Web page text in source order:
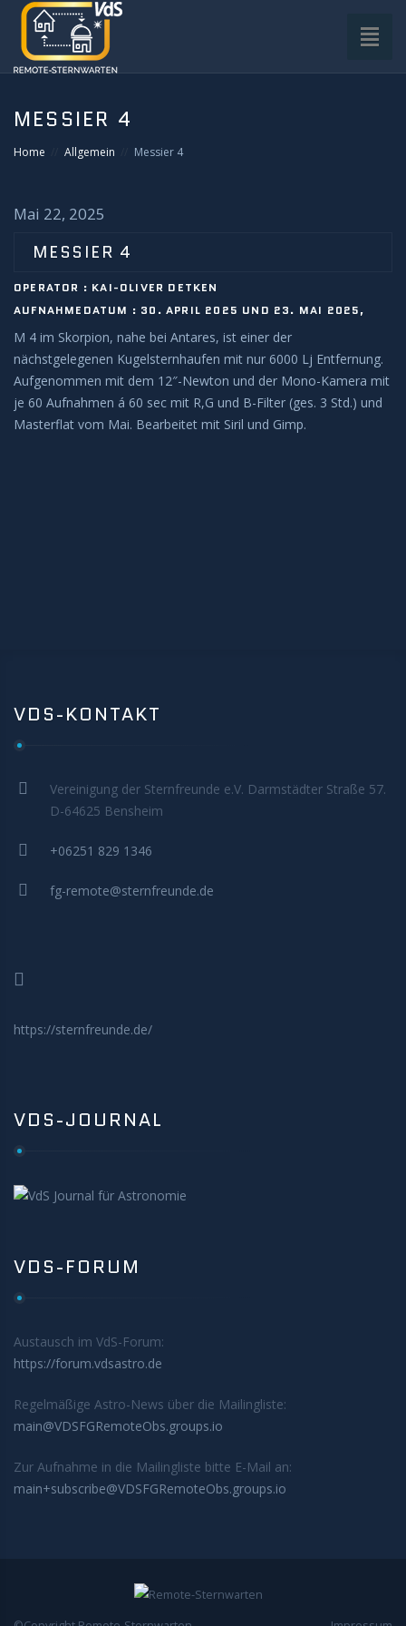
VDS-STERNWARTE
EQUIPMENT
SOFTWARE
BETRIEB
BEOBACHTUNG
Aktuelles
MITMACHEN
MESSIER 4
Home Allgemein Messier 4
Mai 22, 2025
MESSIER 4
OPERATOR : KAI-OLIVER DETKEN
AUFNAHMEDATUM : 30. APRIL 2025 UND 23. MAI 2025,
M 4 im Skorpion, nahe bei Antares, ist einer der
nächstgelegenen Kugelsternhaufen mit nur 6000 Lj Entfernung.
Aufgenommen mit dem 12″-Newton und der Mono-Kamera mit
je 60 Aufnahmen á 60 sec mit R,G und B-Filter (ges. 3 Std.) und
Masterflat vom Mai. Bearbeitet mit Siril und Gimp.
VDS-KONTAKT
Vereinigung der Sternfreunde e.V. Darmstädter Straße 57.
D-64625 Bensheim
+06251 829 1346
fg-remote@sternfreunde.de
https://sternfreunde.de/
VDS-JOURNAL
VDS-FORUM
Austausch im VdS-Forum:
https://forum.vdsastro.de
Regelmäßige Astro-News über die Mailingliste:
main@VDSFGRemoteObs.groups.io
Zur Aufnahme in die Mailingliste bitte E-Mail an:
main+subscribe@VDSFGRemoteObs.groups.io